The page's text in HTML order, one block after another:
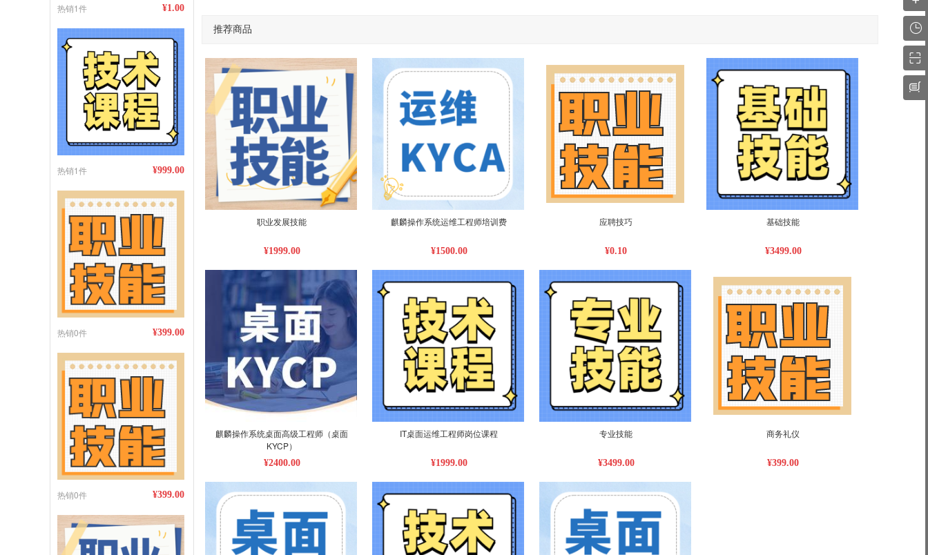
推荐商品
职业发展技能
¥1999.00
麒麟操作系统运维工程师培训费
¥1500.00
应聘技巧
¥0.10
基础技能
¥3499.00
麒麟操作系统桌面高级工程师（桌面
KYCP）
¥2400.00
IT桌面运维工程师岗位课程
¥1999.00
专业技能
¥3499.00
商务礼仪
¥399.00
¥1.00
热销1件
¥999.00
热销1件
¥399.00
热销0件
¥399.00
热销0件